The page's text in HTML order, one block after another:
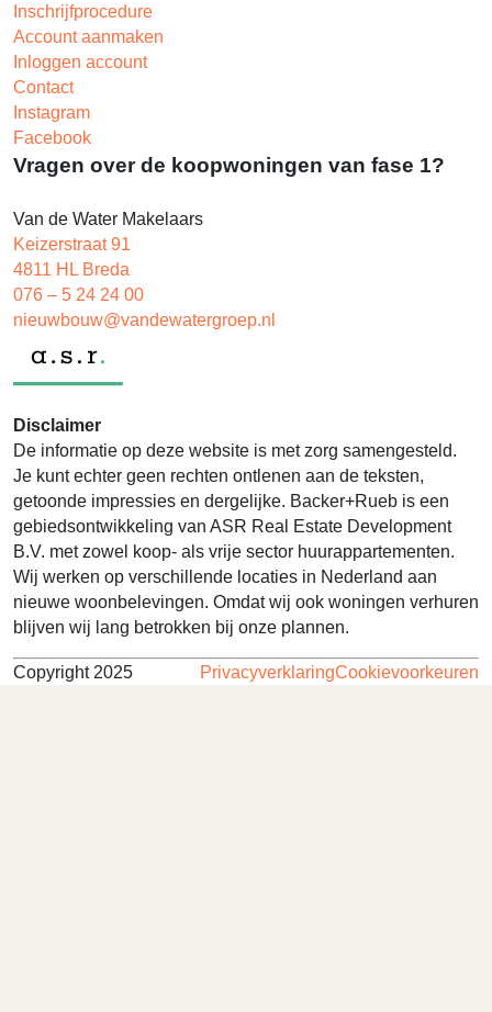
Inschrijfprocedure
Account aanmaken
Inloggen account
Contact
Instagram
Facebook
Vragen over de koopwoningen van fase 1?
Van de Water Makelaars
Keizerstraat 91
4811 HL Breda
076 – 5 24 24 00
nieuwbouw@vandewatergroep.nl
Disclaimer
De informatie op deze website is met zorg samengesteld.
Je kunt echter geen rechten ontlenen aan de teksten,
getoonde impressies en dergelijke. Backer+Rueb is een
gebiedsontwikkeling van ASR Real Estate Development
B.V. met zowel koop- als vrije sector huurappartementen.
Wij werken op verschillende locaties in Nederland aan
nieuwe woonbelevingen. Omdat wij ook woningen verhuren
blijven wij lang betrokken bij onze plannen.
Copyright 2025 PrivacyverklaringCookievoorkeuren